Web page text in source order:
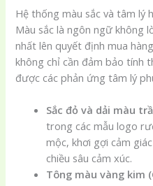
Hệ thống màu sắc và tâm lý
Màu sắc là ngôn ngữ không
nhất lên quyết định mua
không chỉ cần đảm bảo tính
được các phản ứng tâm lý
Sắc đỏ và dải màu
trong các mẫu logo
mộc, khơi gợi cảm
chiều sâu cảm xúc.
Tông màu vàng kim